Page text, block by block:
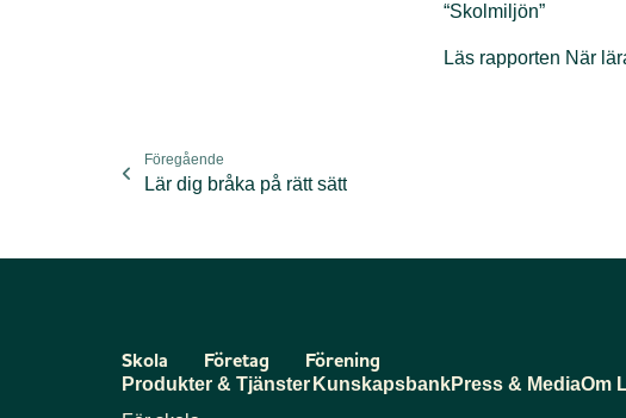
“Skolmiljön”
Läs rapporten När
Föregående
Lär dig bråka på rätt sätt
Skola Företag Förening
Produkter & Tjänster KunskapsbankPress & MediaOm